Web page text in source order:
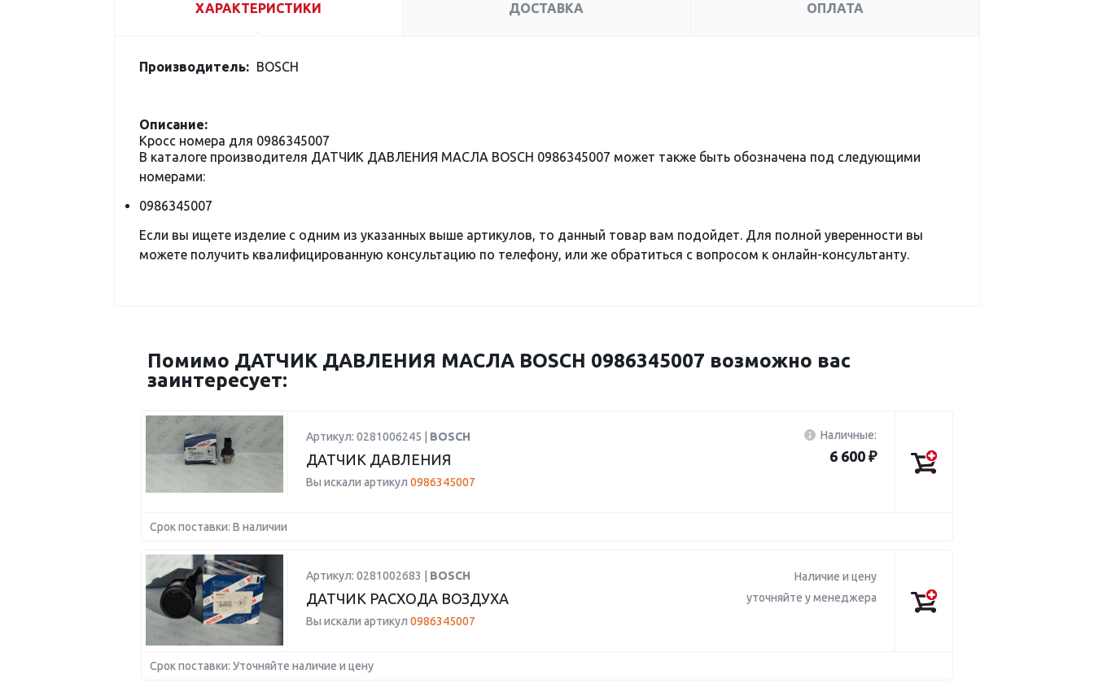
ХАРАКТЕРИСТИКИ ДОСТАВКА ОПЛАТА
Производитель: BOSCH
Описание:
Кросс номера для 0986345007
В каталоге производителя ДАТЧИК ДАВЛЕНИЯ МАСЛА BOSCH 0986345007 может также быть обозначена под следующими
номерами:
0986345007
Если вы ищете изделие с одним из указанных выше артикулов, то данный товар вам подойдет. Для полной уверенности вы
можете получить квалифицированную консультацию по телефону, или же обратиться с вопросом к онлайн-консультанту.
Помимо ДАТЧИК ДАВЛЕНИЯ МАСЛА BOSCH 0986345007 возможно вас
заинтересует:
Артикул: 0281006245 | BOSCH
ДАТЧИК ДАВЛЕНИЯ
Вы искали артикул 0986345007
Наличные:
6 600 ₽
Срок поставки: В наличии
Артикул: 0281002683 | BOSCH
ДАТЧИК РАСХОДА ВОЗДУХА
Вы искали артикул 0986345007
Наличие и цену
уточняйте у менеджера
Срок поставки: Уточняйте наличие и цену